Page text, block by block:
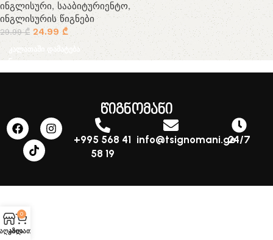
ინგლისური,სააბიტურიენტო,
ინგლისურის წიგნები
29.99₾ 24.99₾
კალათაში დამატება
წიგნომანი
+995 568 41
58 19
info@tsignomani.ge24/7
0
კალათა